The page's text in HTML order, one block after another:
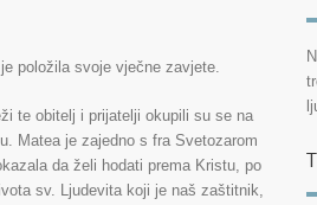
položila svoje vječne zavjete.
te obitelj i prijatelji okupili su se na
Matea je zajedno s fra Svetozarom
da želi hodati prema Kristu, po
sv. Ljudevita koji je naš zaštitnik,